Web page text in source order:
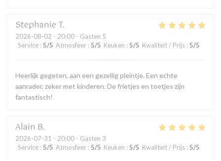
Stephanie T
2026-08-02 - 20:00 - Gasten 5
Service : 5/5 Atmosfeer : 5/5 Keuken : 5/5 Kwaliteit / Prijs : 5/5
Heerlijk gegeten, aan een gezellig pleintje. Een echte
aanrader, zeker met kinderen. De frietjes en toetjes zijn
fantastisch!
Alain B
2026-07-31 - 20:00 - Gasten 3
Service : 5/5 Atmosfeer : 5/5 Keuken : 5/5 Kwaliteit / Prijs : 5/5